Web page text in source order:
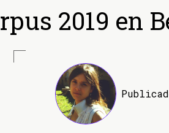
2019 en